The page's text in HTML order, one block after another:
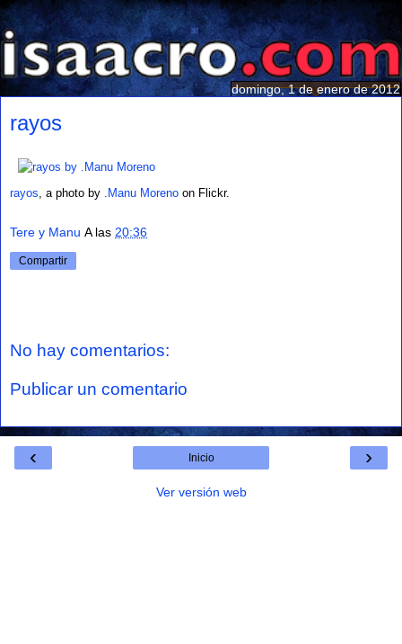
domingo, 1 de enero de 2012
rayos
rayos, a photo by .Manu Moreno on Flickr.
Tere y Manu A las 20:36
Compartir
No hay comentarios:
Publicar un comentario
‹ ›
Inicio
Ver versión web